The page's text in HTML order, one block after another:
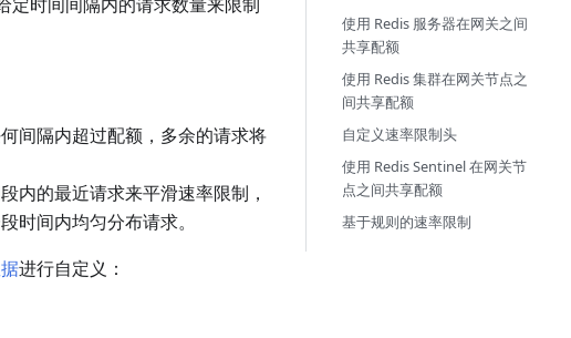
间隔内超过配额，多余的请求将
内的最近请求来平滑速率限制，
时间内均匀分布请求。
进行自定义：
使用 Redis 服务器在网关之间
共享配额
使用 Redis 集群在网关节点之
间共享配额
自定义速率限制头
使用 Redis Sentinel 在网关节
点之间共享配额
基于规则的速率限制